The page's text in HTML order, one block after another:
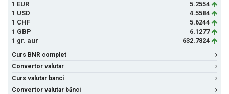
1 EUR
5.2554
1 USD
4.5584
1 CHF
5.6244
1 GBP
6.1277
1 gr. aur
632.7824
Curs BNR complet
Convertor valutar
Curs valutar banci
Convertor valutar bănci